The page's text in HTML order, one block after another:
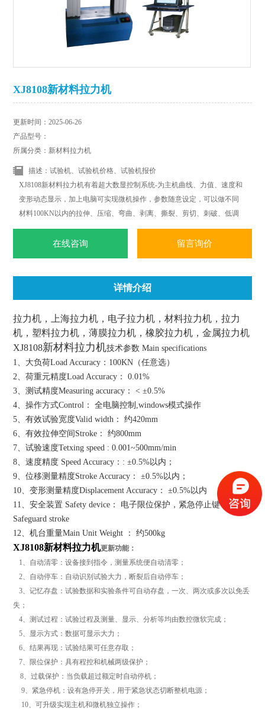
XJ8108新材料拉力机
更新时间：2025-06-26
产品型号：
所属分类：新材料拉力机
描述：试验机、试验机价格、试验机报价
XJ8108新材料拉力机有着超大数显控制系统-为主机曲线、力值、速度和
变形动态显示，加上电脑可实现微机操作，参数随意设定，可以做不同
材料100KN以内的拉伸、压缩、弯曲、剥离、撕裂、剪切、刺破、低调
疲劳等多项力学试验.可根据标准ISO.JIS.ASTM.DIN等标准和国外标准进
行试验和提供数据.
在线咨询 留言询价
详情介绍
拉力机，上海拉力机，电子拉力机，材料拉力机，拉力
机，塑料拉力机，薄膜拉力机，橡胶拉力机，金属拉力机
XJ8108新材料拉力机技术参数 Main specifications
1、大负荷Load Accuracy：100KN（任意选）
2、荷重元精度Load Accuracy： 0.01%
3、测试精度Measuring accuracy： < ±0.5%
4、操作方式Control： 全电脑控制,windows模式操作
5、有效试验宽度Valid width： 约420mm
6、有效拉伸空间Stroke： 约800mm
7、试验速度Tetxing speed : 0.001~500mm/min
8、速度精度 Speed Accuracy：: ±0.5%以内；
9、位移测量精度Stroke Accuracy： ±0.5%以内；
10、变形测量精度Displacement Accuracy： ±0.5%以内
11、安全装置 Safety device： 电子限位保护，紧急停止键
Safeguard stroke
12、机台重量Main Unit Weight ： 约500kg
XJ8108新材料拉力机更新功能：
1、自动清零：设备接到指令，测量系统便自动清零；
2、自动停车：自动识别试验大力，断裂后自动停车；
3、记忆存盘：试验数据和实验条件可自动存盘，一次、两次或多次以免丢
失；
4、测试过程：试验过程及测量、显示、分析等均由数控微软完成；
5、显示方式：数据可显示大力；
6、结果再现：试验结果可任意存取；
7、限位保护：具有程控和机械两级保护；
8、过载保护：当负载超过额定时自动停机；
9、紧急停机：设有急停开关，用于紧急状态切断整机电源；
10、可升级实现主机和微机独立操作；